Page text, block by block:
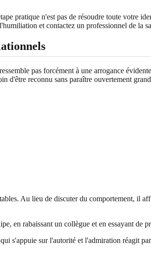
pratique n'est pas de résoudre toute votre
et contactez un professionnel de la
pas forcément à une arrogance
d'être reconnu sans paraître ouvertement
Au lieu de discuter du comportement, il
en rabaissant un collègue et en essayant de
s'appuie sur l'autorité et l'admiration réagit